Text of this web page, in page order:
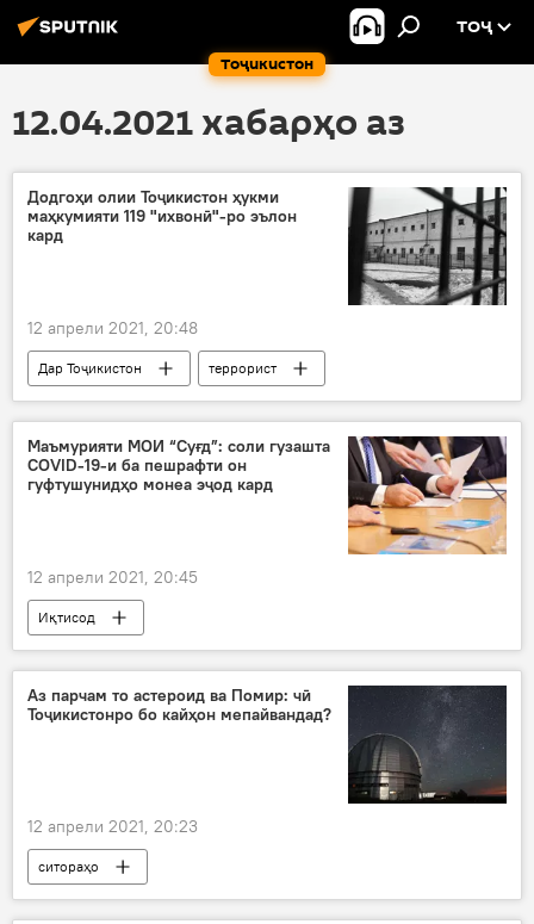
Тоҷикистон
ТОҶ
12.04.2021 хабарҳо аз
Додгоҳи олии Тоҷикистон ҳукми
маҳкумияти 119 "ихвонӣ"-ро эълон
кард
12 апрели 2021, 20:48
Дар Тоҷикистон
террорист
Рӯйдод, ҷиноят ва ҳолатҳои фавқулода
Маъмурияти МОИ “Суғд”: соли гузашта
COVID-19-и ба пешрафти он
гуфтушунидҳо монеа эҷод кард
12 апрели 2021, 20:45
Иқтисод
Коронавирус дар Русия ва ҷаҳон: охирин хабару гузоришҳо
Суғд коронавирус
Аз парчам то астероид ва Помир: чӣ
Тоҷикистонро бо кайҳон мепайвандад?
12 апрели 2021, 20:23
ситораҳо
Расадхонаи астрономии ноҳияи Ҳисор